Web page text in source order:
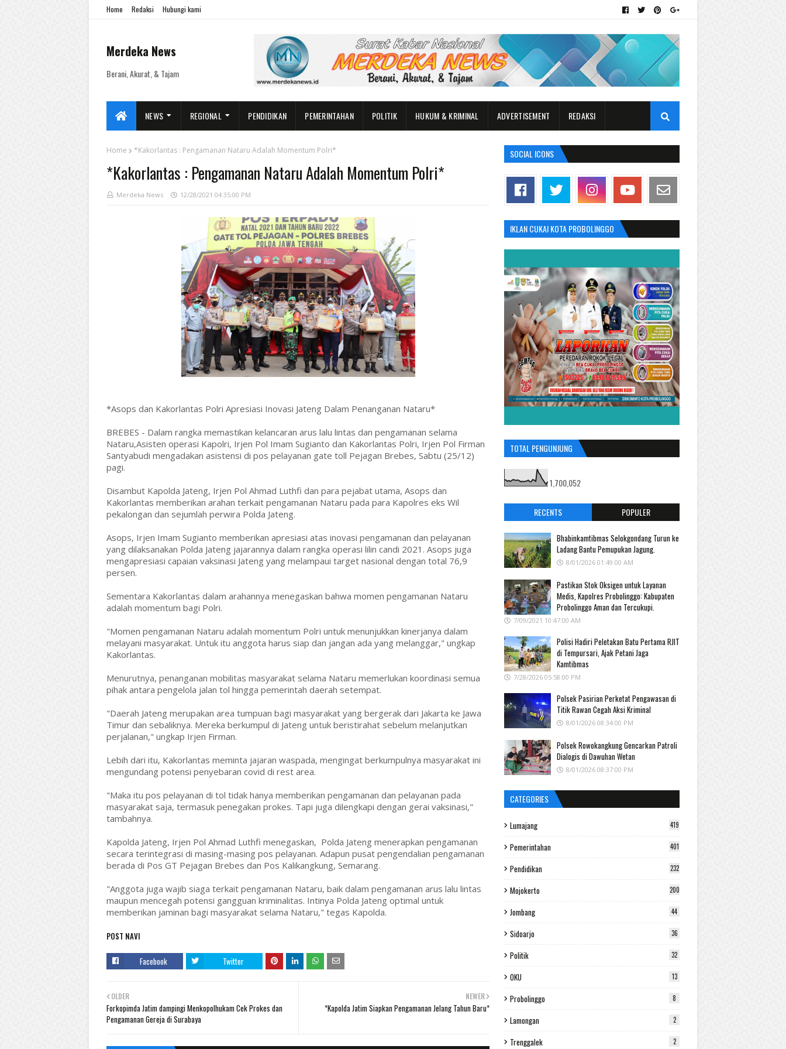
Home Redaksi Hubungi kami
Merdeka News
Berani, Akurat, & Tajam
NEWS REGIONAL PENDIDIKAN PEMERINTAHAN POLITIK HUKUM & KRIMINAL ADVERTISEMENT REDAKSI
Home *Kakorlantas : Pengamanan Nataru Adalah Momentum Polri*
*Kakorlantas : Pengamanan Nataru Adalah Momentum Polri*
Merdeka News 12/28/2021 04:35:00 PM
*Asops dan Kakorlantas Polri Apresiasi Inovasi Jateng Dalam Penanganan Nataru*
BREBES - Dalam rangka memastikan kelancaran arus lalu lintas dan pengamanan selama
Nataru,Asisten operasi Kapolri, Irjen Pol Imam Sugianto dan Kakorlantas Polri, Irjen Pol Firman
Santyabudi mengadakan asistensi di pos pelayanan gate toll Pejagan Brebes, Sabtu (25/12)
pagi.
Disambut Kapolda Jateng, Irjen Pol Ahmad Luthfi dan para pejabat utama, Asops dan
Kakorlantas memberikan arahan terkait pengamanan Nataru pada para Kapolres eks Wil
pekalongan dan sejumlah perwira Polda Jateng.
Asops, Irjen Imam Sugianto memberikan apresiasi atas inovasi pengamanan dan pelayanan
yang dilaksanakan Polda Jateng jajarannya dalam rangka operasi lilin candi 2021. Asops juga
mengapresiasi capaian vaksinasi Jateng yang melampaui target nasional dengan total 76,9
persen.
Sementara Kakorlantas dalam arahannya menegaskan bahwa momen pengamanan Nataru
adalah momentum bagi Polri.
"Momen pengamanan Nataru adalah momentum Polri untuk menunjukkan kinerjanya dalam
melayani masyarakat. Untuk itu anggota harus siap dan jangan ada yang melanggar," ungkap
Kakorlantas.
Menurutnya, penanganan mobilitas masyarakat selama Nataru memerlukan koordinasi semua
pihak antara pengelola jalan tol hingga pemerintah daerah setempat.
"Daerah Jateng merupakan area tumpuan bagi masyarakat yang bergerak dari Jakarta ke Jawa
Timur dan sebaliknya. Mereka berkumpul di Jateng untuk beristirahat sebelum melanjutkan
perjalanan," ungkap Irjen Firman.
Lebih dari itu, Kakorlantas meminta jajaran waspada, mengingat berkumpulnya masyarakat ini
mengundang potensi penyebaran covid di rest area.
"Maka itu pos pelayanan di tol tidak hanya memberikan pengamanan dan pelayanan pada
masyarakat saja, termasuk penegakan prokes. Tapi juga dilengkapi dengan gerai vaksinasi,"
tambahnya.
Kapolda Jateng, Irjen Pol Ahmad Luthfi menegaskan, Polda Jateng menerapkan pengamanan
secara terintegrasi di masing-masing pos pelayanan. Adapun pusat pengendalian pengamanan
berada di Pos GT Pejagan Brebes dan Pos Kalikangkung, Semarang.
"Anggota juga wajib siaga terkait pengamanan Nataru, baik dalam pengamanan arus lalu lintas
maupun mencegah potensi gangguan kriminalitas. Intinya Polda Jateng optimal untuk
memberikan jaminan bagi masyarakat selama Nataru," tegas Kapolda.
POST NAVI
Facebook Twitter
NEWER
*Kapolda Jatim Siapkan Pengamanan Jelang Tahun Baru*
OLDER
Forkopimda Jatim dampingi Menkopolhukam Cek Prokes dan
Pengamanan Gereja di Surabaya
SOCIAL ICONS
IKLAN CUKAI KOTA PROBOLINGGO
TOTAL PENGUNJUNG
1,700,052
RECENTS POPULER
Bhabinkamtibmas Selokgondang Turun ke
Ladang Bantu Pemupukan Jagung.
8/01/2026 01:49:00 AM
Pastikan Stok Oksigen untuk Layanan
Medis, Kapolres Probolinggo: Kabupaten
Probolinggo Aman dan Tercukupi.
7/09/2021 10:47:00 AM
Polisi Hadiri Peletakan Batu Pertama RJIT
di Tempursari, Ajak Petani Jaga
Kamtibmas
7/28/2026 05:58:00 PM
Polsek Pasirian Perketat Pengawasan di
Titik Rawan Cegah Aksi Kriminal
8/01/2026 08:34:00 PM
Polsek Rowokangkung Gencarkan Patroli
Dialogis di Dawuhan Wetan
8/01/2026 08:37:00 PM
CATEGORIES
Lumajang 419
Pemerintahan 401
Pendidikan 232
Mojokerto 200
Jombang 44
Sidoarjo 36
Politik 32
OKU 13
Probolinggo 8
Lamongan 2
Trenggalek 2